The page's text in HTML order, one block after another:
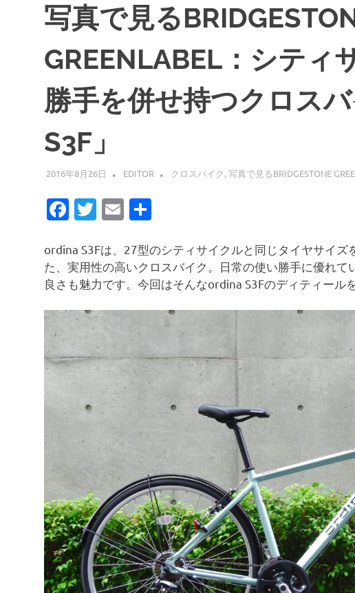
写真で見る
GREENLABEL：シティ
勝手を併せ持つクロス
S3F」
2016年8月26日 EDITOR クロスバイク,写真で見るBRIDGESTONE
Facebook
Twitter
Email
ordina S3Fは、27型のシティサイクルと同じタイヤサイズ
た、実用性の高いクロスバイク。日常の使い勝手に優れ
良さも魅力です。今回はそんなordina S3Fのディティール